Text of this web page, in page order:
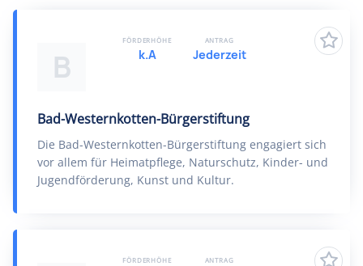
B
Bad-Westernkotten-Bürgerstiftung
Die Bad-Westernkotten-Bürgerstiftung engagiert sich
vor allem für Heimatpflege, Naturschutz, Kinder- und
Jugendförderung, Kunst und Kultur.
FÖRDERHÖHE
k.A
ANTRAG
Jederzeit
FÖRDERHÖHE ANTRAG